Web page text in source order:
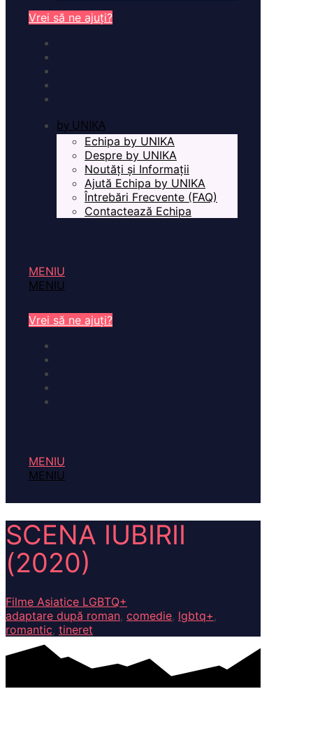
Vrei să ne ajuți?
by UNIKA
Echipa by UNIKA
Despre by UNIKA
Noutăți și Informații
Ajută Echipa by UNIKA
Întrebări Frecvente (FAQ)
Contactează Echipa
MENIU
MENIU
Vrei să ne ajuți?
MENIU
MENIU
SCENA IUBIRII
(2020)
Filme Asiatice LGBTQ+
adaptare după roman, comedie, lgbtq+ ,
romantic, tineret